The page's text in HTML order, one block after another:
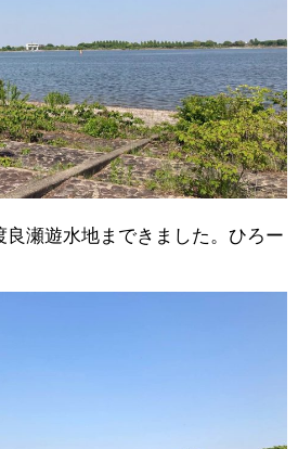
良瀬遊水地まできました。ひろー